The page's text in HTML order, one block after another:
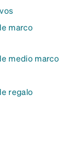
marco
medio marco
regalo